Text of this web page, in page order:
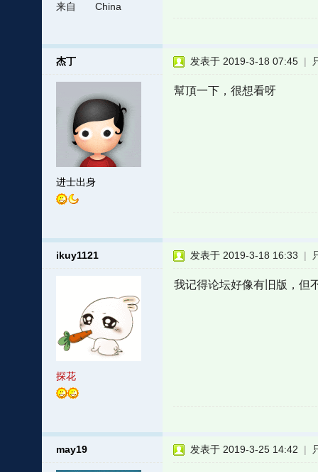
来自 China
杰丁
进士出身
发表于 2019-3-18 07:45 |
幫頂一下，很想看呀
ikuy1121
探花
发表于 2019-3-18 16:33 |
我记得论坛好像有旧版，但
may19 发表于 2019-3-25 14:42 |